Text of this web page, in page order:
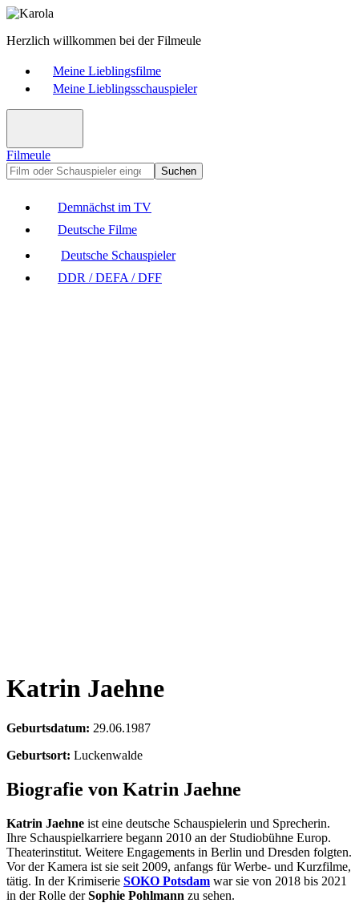
Herzlich willkommen bei der Filmeule
Meine Lieblingsfilme
Meine Lieblingsschauspieler
Filmeule
Suchen
Demnächst im TV
Deutsche Filme
Deutsche Schauspieler
DDR / DEFA / DFF
Katrin Jaehne
Geburtsdatum: 29.06.1987
Geburtsort: Luckenwalde
Biografie von Katrin Jaehne
Katrin Jaehne ist eine deutsche Schauspielerin und Sprecherin.
Ihre Schauspielkarriere begann 2010 an der Studiobühne Europ.
Theaterinstitut. Weitere Engagements in Berlin und Dresden folgten.
Vor der Kamera ist sie seit 2009, anfangs für Werbe- und Kurzfilme,
tätig. In der Krimiserie SOKO Potsdam war sie von 2018 bis 2021
in der Rolle derSophie Pohlmann zu sehen.